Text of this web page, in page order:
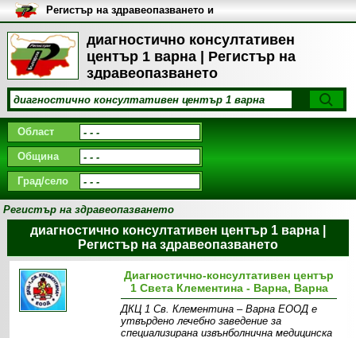
диагностично консултативен
център 1 варна | Регистър на
здравеопазването
Регистър на здравеопазването и
медицинските заведения в
България
Област
Община
Град/село
Регистър на здравеопазването
диагностично консултативен център 1 варна |
Регистър на здравеопазването
Диагностично-консултативен център
1 Света Клементина - Варна, Варна
ДКЦ 1 Св. Клементина – Варна ЕООД е
утвърдено лечебно заведение за
специализирана извънболнична медицинска